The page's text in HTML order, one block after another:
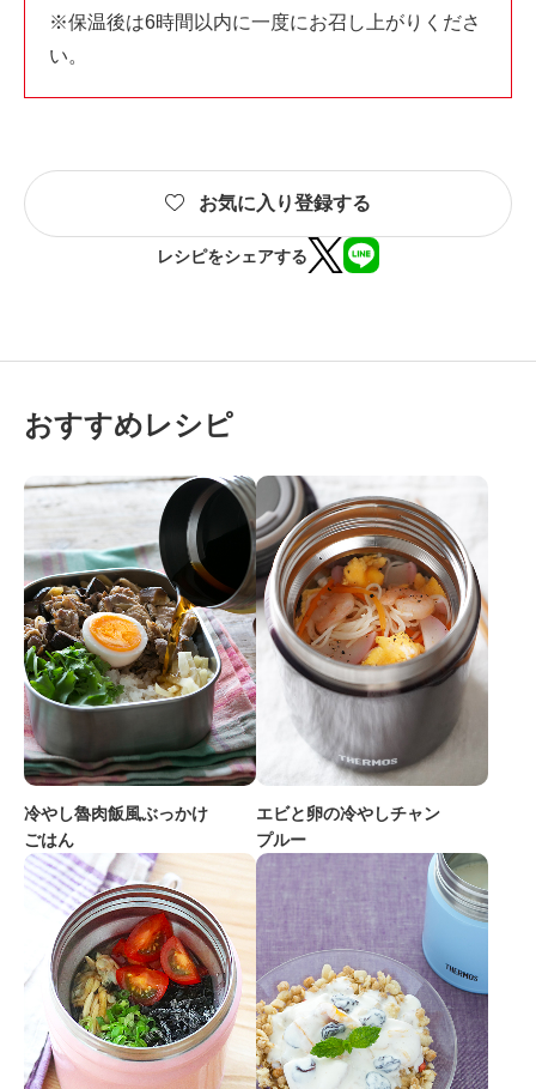
※保温後は6時間以内に一度にお召し上がりくださ
い。
お気に入り登録する
レシピをシェアする
おすすめレシピ
冷やし魯肉飯風ぶっかけ
ごはん
エビと卵の冷やしチャン
プルー